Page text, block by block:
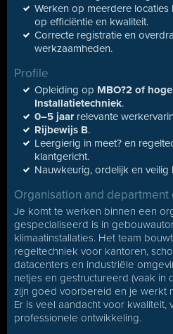
Werken op meerdere
op efficiëntie en kwaliteit.
Correcte registratie en
werkzaamheden.
Profile
Opleiding op MBO?2 of
Installatietechniek.
0–5 jaarrelevante
Rijbewijs B.
Leergierig in meet? en
klantgericht.
Nauwkeurig, ordelijk en veilig
Organisation and department
Je komt te werken binnen een
gespecialiseerd is in
klimaatinstallaties. Het team
regeltechniek voor kantoren,
datacenters en industriële
netjes en gestructureerd (vaak in
zijn goed voorbereid en je werkt
Er is veel aandacht voor kwaliteit,
professionele ontwikkeling.